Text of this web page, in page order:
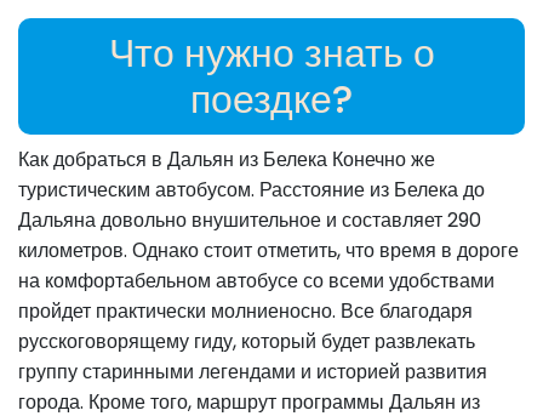
Что нужно знать о
поездке?
Как добраться в Дальян из Белека Конечно же
туристическим автобусом. Расстояние из Белека до
Дальяна довольно внушительное и составляет 290
километров. Однако стоит отметить, что время в дороге
на комфортабельном автобусе со всеми удобствами
пройдет практически молниеносно. Все благодаря
русскоговорящему гиду, который будет развлекать
группу старинными легендами и историей развития
города. Кроме того, маршрут программы Дальян из